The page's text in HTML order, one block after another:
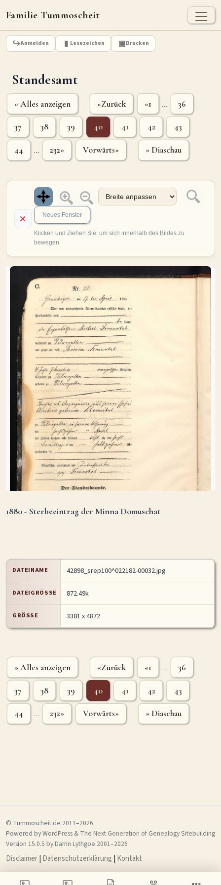
Familie Tummoscheit
TUMMOSCHEIT - HEUTE
STAMMBAUM
Ahnenforschung Stammbaum Tummoscheit Namen
Orte Historische Karte
Geografische Namensverteilung - Heute
Dokumente Kirchenbucheinträge Standesamteinträge
Grabsteine
MITMACHEN
Personen-Suche
Lesezeichen Personendaten Senden
Benutzer-Login beantragen
SPRACHE / LANGUAGE
Deutsch English
Anmelden Lesezeichen Drucken
Standesamt
» Alles anzeigen «Zurück «1 36
37 38 39 40 41 42 43
44 ... 232» Vorwärts» » Diaschau
1880 - Sterbeeintrag der Minna Domuschat
DATEINAME 42898_srep100^022182-00032.jpg
DATEIGRÖSSE 872.49k
GRÖSSE 3381 x 4872
» Alles anzeigen «Zurück «1 36
37 38 39 40 41 42 43
44 ... 232» Vorwärts» » Diaschau
© Tummoscheit.de 2011–2026
Powered byWordPress & The Next Generation of Genealogy Sitebuilding
Version 15.0.5 by Darrin Lythgoe 2001–2026
Disclaimer Datenschutzerklärung Kontakt